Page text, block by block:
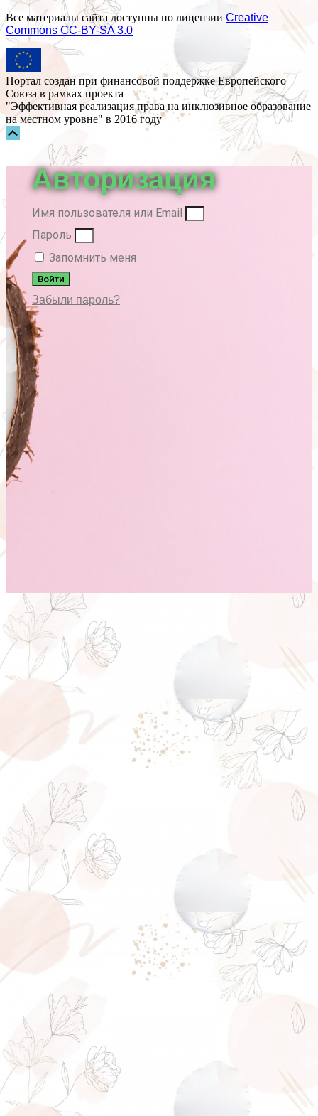
Все материалы сайта доступны по лицензии Creative
Commons СС-BY-SA 3.0
Портал создан при финансовой поддержке Европейского
Союза в рамках проекта
"Эффективная реализация права на инклюзивное образование
на местном уровне" в 2016 году
вверх
Авторизация
Имя пользователя или Email
Пароль
Запомнить меня
Войти
Забыли пароль?